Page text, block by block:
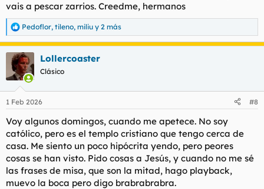
vais a pescar zarrios. Creedme, hermanos
R
e
a
c
c
i
e
:
Pedoflor, tileno, miliu y 2 más
Lollercoaster
Clásico
1 Feb 2026 #8
Voy algunos domingos, cuando me apetece. No soy
católico, pero es el templo cristiano que tengo cerca de
casa. Me siento un poco hipócrita yendo, pero peores
cosas se han visto. Pido cosas a Jesús, y cuando no me sé
las frases de misa, que son la mitad, hago playback,
muevo la boca pero digo brabrabrabra.